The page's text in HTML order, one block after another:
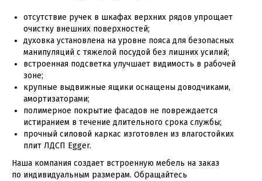
отсутствие ручек в шкафах верхних рядов упрощает
очистку внешних поверхностей;
духовка установлена на уровне пояса для безопасных
манипуляций с тяжелой посудой без лишних усилий;
встроенная подсветка улучшает видимость в рабочей
зоне;
крупные выдвижные ящики оснащены доводчиками,
амортизаторами;
полимерное покрытие фасадов не повреждается
истиранием в течение длительного срока службы;
прочный силовой каркас изготовлен из влагостойких
плит ЛДСП Egger.
Наша компания создает встроенную мебель на заказ
по индивидуальным размерам. Обращайтесь